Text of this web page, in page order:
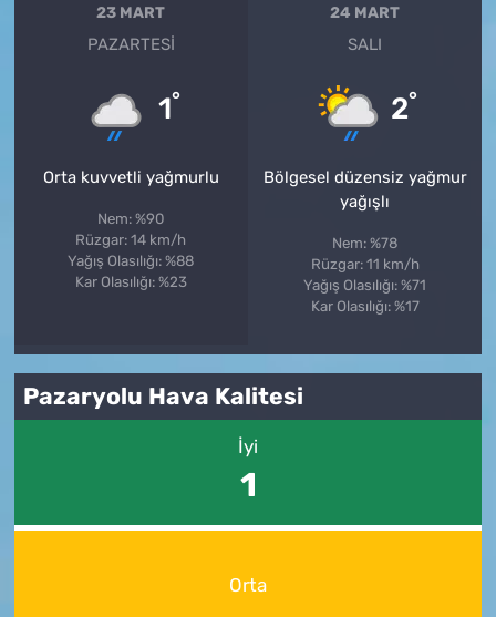
23 MART
PAZARTESI
1°
Orta kuvvetli yağmurlu
Nem: %90
Rüzgar: 14 km/h
Yağış Olasılığı: %88
Kar Olasılığı: %23
24 MART
SALI
2°
Bölgesel düzensiz yağmur
yağışlı
Nem: %78
Rüzgar: 11 km/h
Yağış Olasılığı: %71
Kar Olasılığı: %17
Pazaryolu Hava Kalitesi
İyi
1
Orta